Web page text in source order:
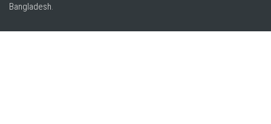
Bangladesh.